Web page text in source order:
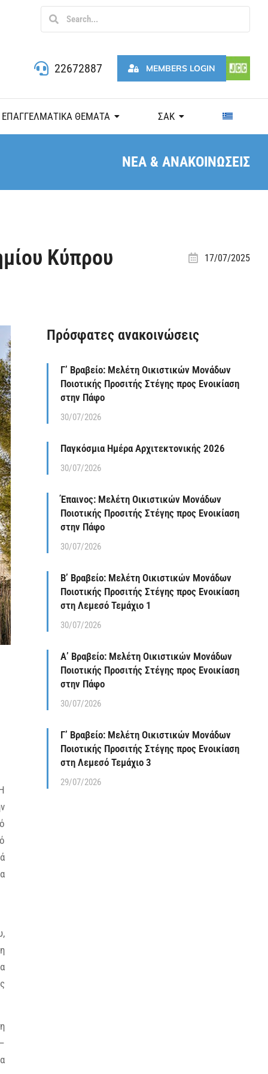
22672887 MEMBERS LOGIN
ΕΠΑΓΓΕΛΜΑΤΙΚΑ ΘΕΜΑΤΑ ΣΑΚ
ΝΕΑ & ΑΝΑΚΟΙΝΩΣΕΙΣ
Κύπρου 17/07/2025
Πρόσφατες ανακοινώσεις
Γ’ Βραβείο: Μελέτη Οικιστικών Μονάδων
Ποιοτικής Προσιτής Στέγης προς Ενοικίαση
στην Πάφο
30/07/2026
Παγκόσμια Ημέρα Αρχιτεκτονικής 2026
30/07/2026
Έπαινος: Μελέτη Οικιστικών Μονάδων
Ποιοτικής Προσιτής Στέγης προς Ενοικίαση
στην Πάφο
30/07/2026
Β’ Βραβείο: Μελέτη Οικιστικών Μονάδων
Ποιοτικής Προσιτής Στέγης προς Ενοικίαση
στη Λεμεσό Τεμάχιο 1
30/07/2026
Α’ Βραβείο: Μελέτη Οικιστικών Μονάδων
Ποιοτικής Προσιτής Στέγης προς Ενοικίαση
στην Πάφο
30/07/2026
Γ’ Βραβείο: Μελέτη Οικιστικών Μονάδων
Ποιοτικής Προσιτής Στέγης προς Ενοικίαση
στη Λεμεσό Τεμάχιο 3
29/07/2026